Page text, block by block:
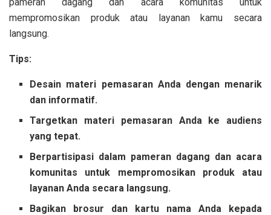
mempromosikan produk atau layanan kamu secara
langsung.
Tips:
Desain materi pemasaran Anda dengan menarik
dan informatif.
Targetkan materi pemasaran Anda ke audiens
yang tepat.
Berpartisipasi dalam pameran dagang dan acara
komunitas untuk mempromosikan produk atau
layanan Anda secara langsung.
Bagikan brosur dan kartu nama Anda kepada